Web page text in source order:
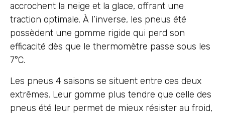
accrochent la neige et la glace, offrant une
traction optimale. À l’inverse, les pneus été
possèdent une gomme rigide qui perd son
efficacité dès que le thermomètre passe sous les
7°C.
Les pneus 4 saisons se situent entre ces deux
extrêmes. Leur gomme plus tendre que celle des
pneus été leur permet de mieux résister au froid,